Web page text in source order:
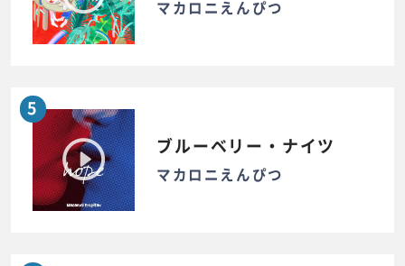
マカロニえんぴつ
5
ブルーベリー・ナイツ
マカロニえんぴつ